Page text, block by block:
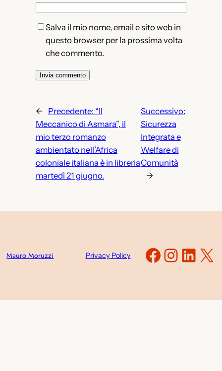
Salva il mio nome, email e sito web in
questo browser per la prossima volta
che commento.
← Precedente: “Il
Meccanico di Asmara”, il
mio terzo romanzo
ambientato nell’Africa
coloniale italiana è in libreria
martedì 21 giugno.
Successivo:
Sicurezza
Integrata e
Welfare di
Comunità
→
Mauro Moruzzi Privacy Policy X